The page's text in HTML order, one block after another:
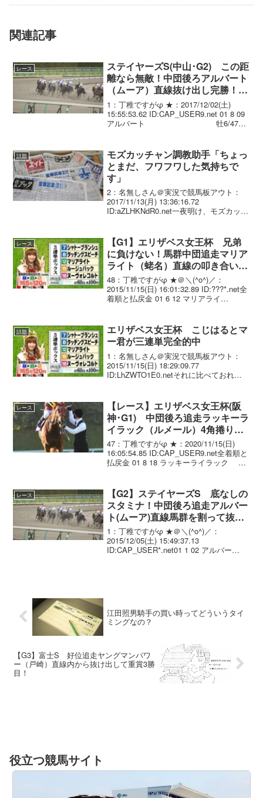
関連記事
レース
ステイヤーズS(中山･G2) この距
離なら無敵！中団後ろアルバート
（ムーア）直線抜け出し完勝！ス
テイヤーズS3連覇！
1：丁稚ですがφ ★：2017/12/02(土)
15:55:53.62 ID:CAP_USER9.net 01 8 09
アルバート 牡6/476(
話題
モズカッチャン調教助手「ちょっ
とまだ、フワフワした気持ちで
す」
2：名無しさん＠実況で競馬板アウト：
2017/11/13(月) 13:36:16.72
ID:aZLHKNdR0.net一夜明け、モズカッチ
感を聞くと、「ちょっとまだ...
レース
【G1】エリザベス女王杯 兄弟
に負けない！馬群中団追走マリア
ライト（蛯名）直線の叩き合いを
制した！大舞台で初重賞制覇！
48：丁稚ですがφ ★＠＼(^o^)／：
2015/11/15(日) 16:01:32.89 ID:???*.net全
着順と払戻金 01 6 12 マリアライ
話題
エリザベス女王杯 こじはるとマ
ー君が三連単完全的中
1：名無しさん＠実況で競馬板アウト：
2015/11/15(日) 18:29:09.77
ID:LhZWTO1E0.netそれに比べておれ
レース
【レース】エリザベス女王杯(阪
神･G1) 中団後ろ追走ラッキーラ
イラック（ルメール）4角捲り直
線早め抜け出し連覇達成！
47：丁稚ですがφ ★：2020/11/15(日)
16:05:54.85 ID:CAP_USER9.net全着順と
払戻金 01 8 18 ラッキーライラック
レース
【G2】ステイヤーズS 底なしの
スタミナ！中団後ろ追走アルバー
ト(ムーア)直線馬群を割って抜け
出し圧勝！4連勝で重賞初制覇
1：丁稚ですがφ ★＠＼(^o^)／：
2015/12/05(土) 15:49:37.13
ID:CAP_USER*.net01 1 02 アルバー
江田照男騎手の買い時ってどういうタイ
ミングなの？
【G3】富士S 好位追走ヤングマンパワ
ー（戸崎）直線内から抜け出して重賞3勝
目！
役立つ競馬サイト